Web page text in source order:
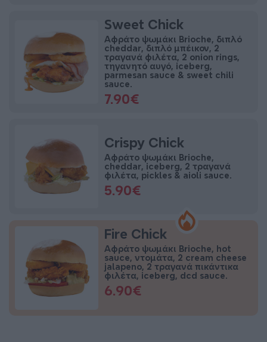
Sweet Chick
Αφράτο ψωμάκι Brioche, διπλό
cheddar, διπλό μπέικον, 2
τραγανά φιλέτα, 2 onion rings,
τηγανητό αυγό, iceberg,
parmesan sauce & sweet chili
sauce.
7.90€
Crispy Chick
Αφράτο ψωμάκι Brioche,
cheddar, iceberg, 2 τραγανά
φιλέτα, pickles & aioli sauce.
5.90€
Fire Chick
Αφράτο ψωμάκι Brioche, hot
sauce, ντομάτα, 2 cream cheese
jalapeno, 2 τραγανά πικάντικα
φιλέτα, iceberg, dcd sauce.
6.90€